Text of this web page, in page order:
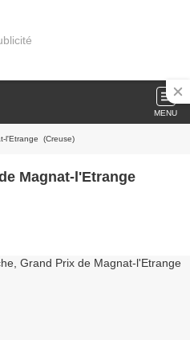
MENU
l'Etrange (Creuse)
Magnat-l'Etrange